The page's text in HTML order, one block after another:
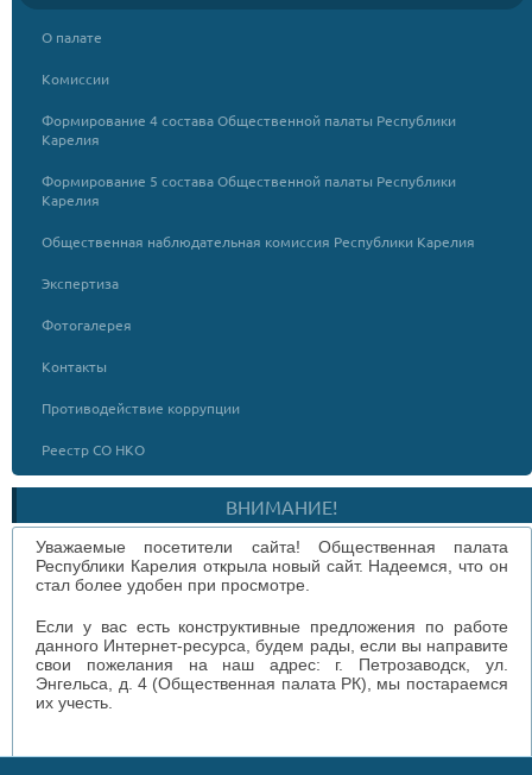
О палате
Комиссии
Формирование 4 состава Общественной палаты Республики
Карелия
Формирование 5 состава Общественной палаты Республики
Карелия
Общественная наблюдательная комиссия Республики Карелия
Экспертиза
Фотогалерея
Контакты
Противодействие коррупции
Реестр СО НКО
ВНИМАНИЕ!
Уважаемые посетители сайта! Общественная палата
Республики Карелия открыла новый сайт. Надеемся, что он
стал более удобен при просмотре.
Если у вас есть конструктивные предложения по работе
данного Интернет-ресурса, будем рады, если вы направите
свои пожелания на наш адрес: г. Петрозаводск, ул.
Энгельса, д. 4 (Общественная палата РК), мы постараемся
их учесть.